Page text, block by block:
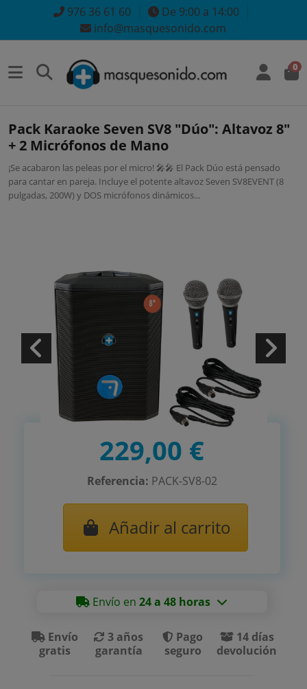
976 36 61 60
De 9:00 a 14:00
info@masquesonido.com
0
Pack Karaoke Seven SV8 "Dúo": Altavoz 8"
+ 2 Micrófonos de Mano
¡Se acabaron las peleas por el micro! 🎤🎤 El Pack Dúo está pensado
para cantar en pareja. Incluye el potente altavoz Seven SV8EVENT (8
pulgadas, 200W) y DOS micrófonos dinámicos...
229,00 €
Referencia: PACK-SV8-02
Añadir al carrito
Envío en24 a 48 horas
Envío
gratis
3 años
garantía
Pago
seguro
14 días
devolución